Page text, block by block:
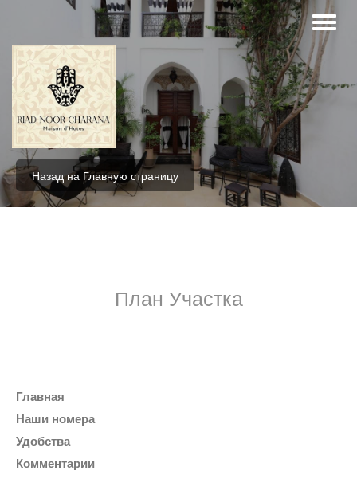
Назад на Главную страницу
План Участка
Главная
Наши номера
Удобства
комментарии